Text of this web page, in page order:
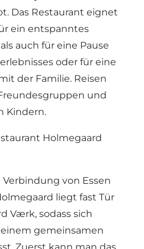
Das Restaurant eignet
ein entspanntes
auch für eine Pause
oder für eine
der Familie. Reisen
und
Kindern.
Holmegaard
von Essen
liegt fast Tür
Værk, sodass sich
gemeinsamen